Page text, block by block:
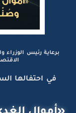
برعاية رئيس
في احتفالها